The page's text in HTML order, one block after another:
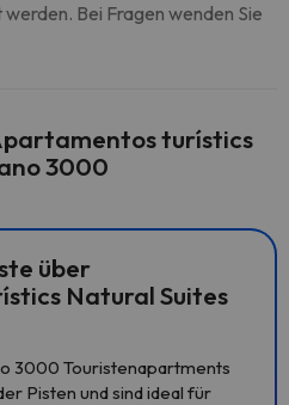
Bei Fragen wenden Sie
turístics
3000
über
Natural Suites
3000 Touristenapartments
Pisten und sind ideal für